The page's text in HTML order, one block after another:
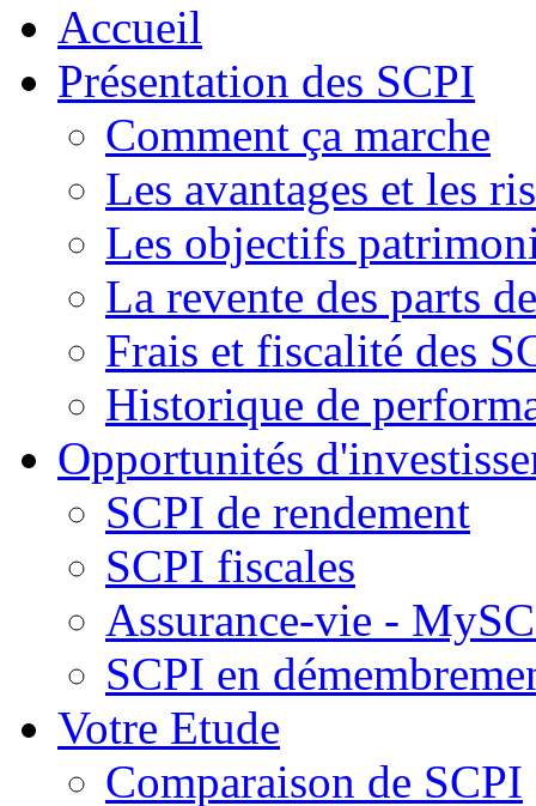
Accueil
Présentation des SCPI
Comment ça marche
Les avantages et les
Les objectifs
La revente des parts
Frais et fiscalité des
Historique de
Opportunités
SCPI de rendement
SCPI fiscales
Assurance-vie -
SCPI en
Votre Etude
Comparaison de SCPI